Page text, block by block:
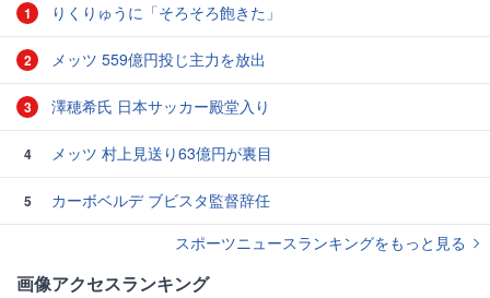
1 りくりゅうに「そろそろ飽きた」
2 メッツ 559億円投じ主力を放出
3 澤穂希氏 日本サッカー殿堂入り
4 メッツ 村上見送り63億円が裏目
5
カーボベルデ ブビスタ監督辞任
スポーツニュースランキングをもっと見る
画像アクセスランキング